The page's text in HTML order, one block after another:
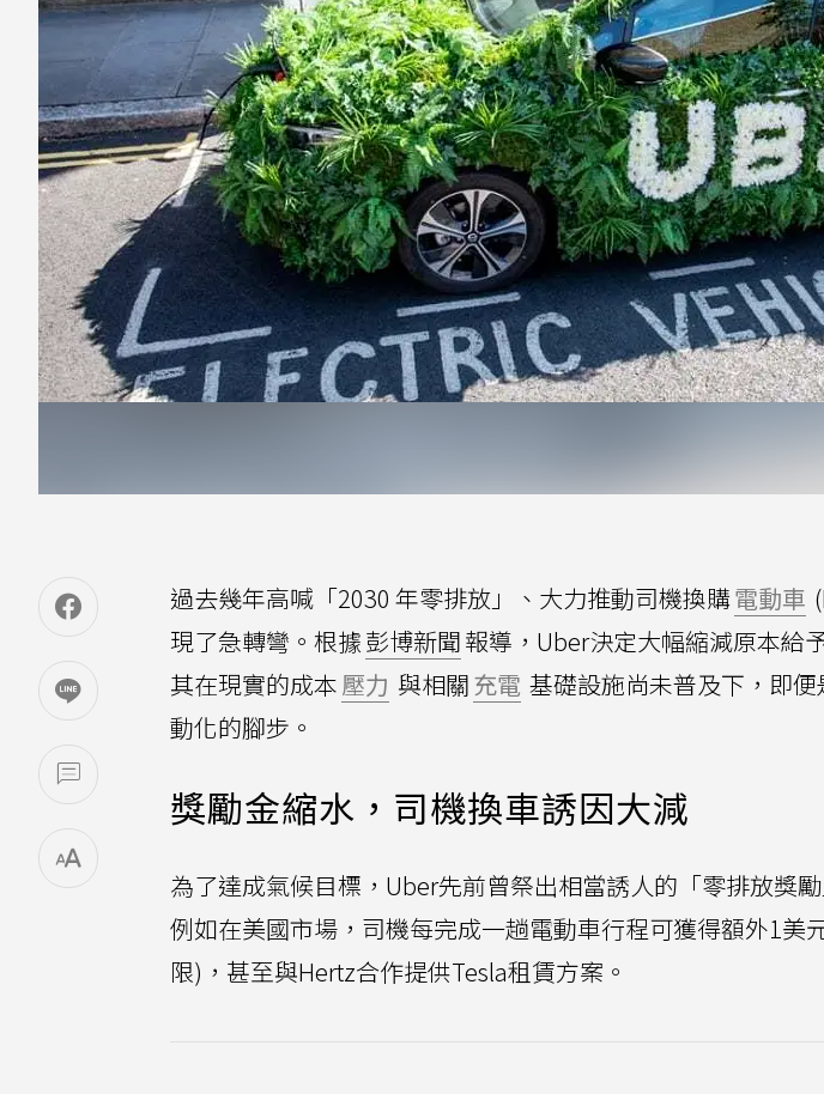
過去幾年高喊「2030 年零排放」、大力推動司機換購電動車
現了急轉彎。根據彭博新聞報導，Uber決定大幅縮減原本給
其在現實的成本壓力 與相關充電 基礎設施尚未普及下，即
動化的腳步。
獎勵金縮水，司機換車誘因大減
為了達成氣候目標，Uber先前曾祭出相當誘人的「零排放獎
例如在美國市場，司機每完成一趟電動車行程可獲得額外1美
限)，甚至與Hertz合作提供Tesla租賃方案。